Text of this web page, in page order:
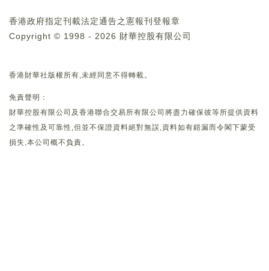
香港政府指定刊載法定通告之憲報刊登報章
Copyright © 1998 - 2026 財華控股有限公司
香港財華社版權所有,未經同意不得轉載。
免責聲明：
財華控股有限公司及香港聯合交易所有限公司將盡力確保彼等所提供資料
之準確性及可靠性,但並不保證資料絕對無誤,資料如有錯漏而令閣下蒙受
損失,本公司概不負責。